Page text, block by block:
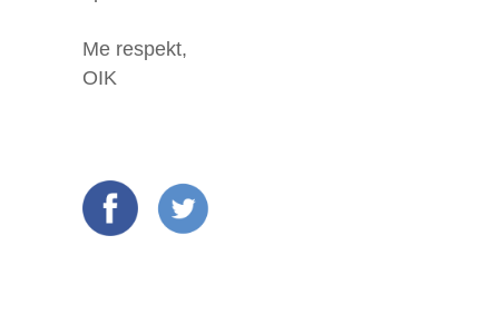
Me respekt,
OIK